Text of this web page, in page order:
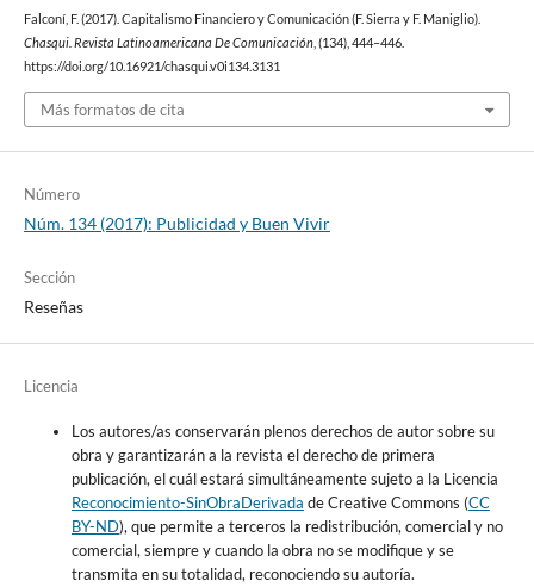
Falconí, F. (2017). Capitalismo Financiero y Comunicación (F. Sierra y F. Maniglio).
Chasqui. Revista Latinoamericana De Comunicación, (134), 444–446.
https://doi.org/10.16921/chasqui.v0i134.3131
Más formatos de cita
Número
Núm. 134 (2017): Publicidad y Buen Vivir
Sección
Reseñas
Licencia
Los autores/as conservarán plenos derechos de autor sobre su
obra y garantizarán a la revista el derecho de primera
publicación, el cuál estará simultáneamente sujeto a la Licencia
Reconocimiento-SinObraDerivada de Creative Commons (CC
BY-ND), que permite a terceros la redistribución, comercial y no
comercial, siempre y cuando la obra no se modifique y se
transmita en su totalidad, reconociendo su autoría.